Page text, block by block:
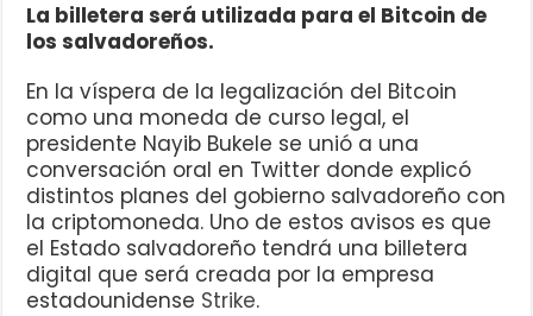
La billetera será utilizada para el Bitcoin de
los salvadoreños.
En la víspera de la legalización del Bitcoin
como una moneda de curso legal, el
presidente Nayib Bukele se unió a una
conversación oral en Twitter donde explicó
distintos planes del gobierno salvadoreño con
la criptomoneda. Uno de estos avisos es que
el Estado salvadoreño tendrá una billetera
digital que será creada por la empresa
estadounidense Strike.